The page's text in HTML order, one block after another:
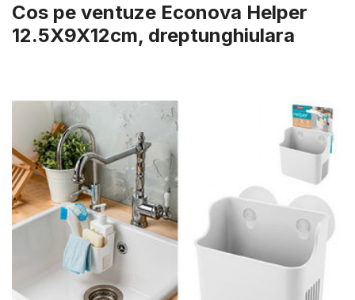
Cos pe ventuze Econova Helper
12.5X9X12cm, dreptunghiulara